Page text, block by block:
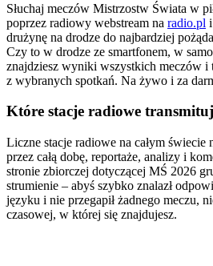
Słuchaj meczów Mistrzostw Świata w
poprzez radiowy webstream na radio.pl
drużynę na drodze do najbardziej
Czy to w drodze ze smartfonem, w
znajdziesz wyniki wszystkich meczów i
z wybranych spotkań. Na żywo i za
Które stacje radiowe
Liczne stacje radiowe na całym świecie
przez całą dobę, reportaże, analizy i
stronie zbiorczej dotyczącej MŚ 2026
strumienie – abyś szybko znalazł
języku i nie przegapił żadnego meczu,
czasowej, w której się znajdujesz.